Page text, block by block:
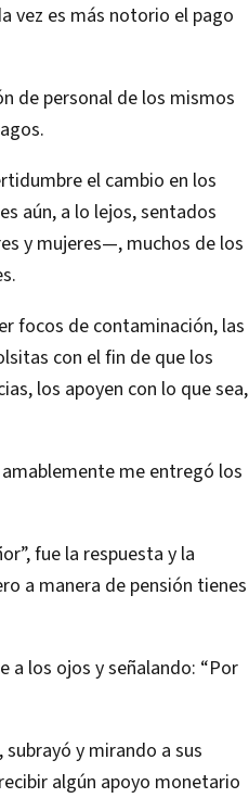
vez es más notorio el pago
de personal de los mismos
el cambio en los
aún, a lo lejos, sentados
y mujeres—, muchos de los
focos de contaminación, las
con el fin de que los
los apoyen con lo que sea,
me entregó los
fue la respuesta y la
a manera de pensión tienes
a los ojos y señalando: “Por
subrayó y mirando a sus
algún apoyo monetario